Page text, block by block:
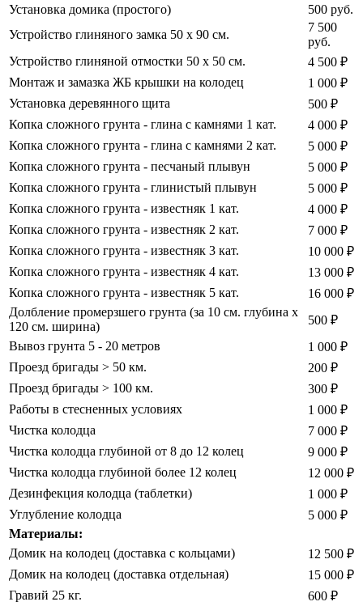
Установка домика (простого)
500 руб.
Устройство глиняного замка 50 х 90 см.
7 500
руб.
Устройство глиняной отмостки 50 х 50 см.
4 500 ₽
Монтаж и замазка ЖБ крышки на колодец
1 000 ₽
Установка деревянного щита
500 ₽
Копка сложного грунта - глина с камнями 1 кат.
4 000 ₽
Копка сложного грунта - глина с камнями 2 кат.
5 000 ₽
Копка сложного грунта - песчаный плывун
5 000 ₽
Копка сложного грунта - глинистый плывун
5 000 ₽
Копка сложного грунта - известняк 1 кат.
4 000 ₽
Копка сложного грунта - известняк 2 кат.
7 000 ₽
Копка сложного грунта - известняк 3 кат.
10 000 ₽
Копка сложного грунта - известняк 4 кат.
13 000 ₽
Копка сложного грунта - известняк 5 кат.
16 000 ₽
Долбление промерзшего грунта (за 10 см. глубина х
120 см. ширина)
500 ₽
Вывоз грунта 5 - 20 метров
1 000 ₽
Проезд бригады > 50 км.
200 ₽
Проезд бригады > 100 км.
300 ₽
Работы в стесненных условиях
1 000 ₽
Чистка колодца
7 000 ₽
Чистка колодца глубиной от 8 до 12 колец
9 000 ₽
Чистка колодца глубиной более 12 колец
12 000 ₽
Дезинфекция колодца (таблетки)
1 000 ₽
Углубление колодца
5 000 ₽
Материалы:
Домик на колодец (доставка с кольцами)
12 500 ₽
Домик на колодец (доставка отдельная)
15 000 ₽
Гравий 25 кг.
600 ₽